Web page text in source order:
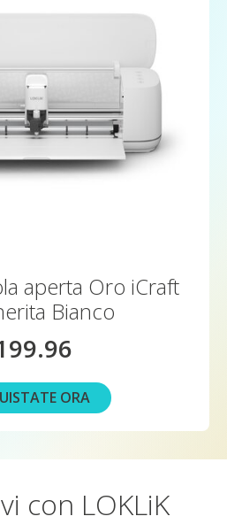
aperta Oro iCraft
Bianco
ORA
con LOKLiK